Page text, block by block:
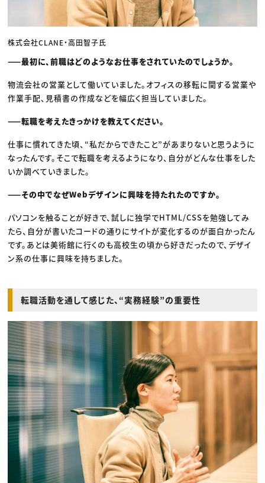
株式会社CLANE・高田智子氏
——最初に、前職はどのようなお仕事をされていたのでしょうか。
物流会社の営業として働いていました。オフィスの移転に関する営業や
作業手配、見積書の作成などを幅広く担当していました。
——転職を考えたきっかけを教えてください。
仕事に慣れてきた頃、“私だからできたこと”があまりないと思うように
なったんです。そこで転職を考えるようになり、自分がどんな仕事をした
いか調べていきました。
——その中でなぜWebデザインに興味を持たれたのですか。
パソコンを触ることが好きで、試しに独学でHTML/CSSを勉強してみ
たら、自分が書いたコードの通りにサイトが変化するのが面白かったん
です。あとは美術館に行くのも高校生の頃から好きだったので、デザイ
ン系の仕事に興味を持ちました。
転職活動を通して感じた、“実務経験”の重要性